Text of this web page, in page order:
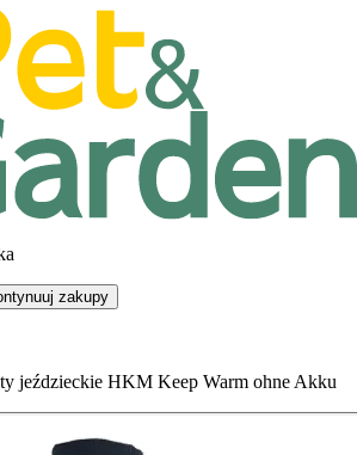
zakupy
jeździeckie HKM Keep Warm ohne Akku